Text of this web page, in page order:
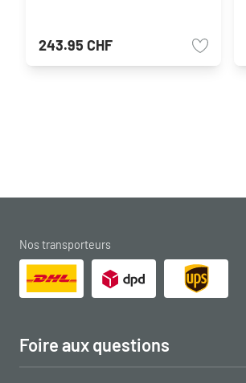
243.95 CHF
Nos transporteurs
Foire aux questions